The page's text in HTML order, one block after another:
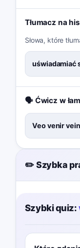
Tłumacz na
Słowa, które
uświadamiać
🗣️ Ćwicz w
Veo venir
✏️ Szybka
Szybki quiz: